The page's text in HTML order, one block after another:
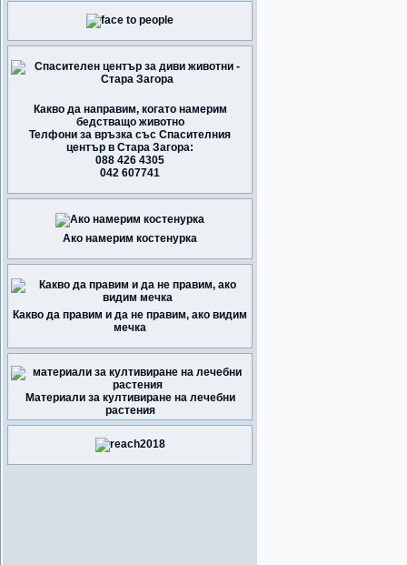
Какво да направим, когато намерим
бедстващо животно
Телфони за връзка със Спасителния
център в Стара Загора:
088 426 4305
042 607741
Ако намерим костенурка
Какво да правим и да не правим, ако видим
мечка
Материали за култивиране на лечебни
растения